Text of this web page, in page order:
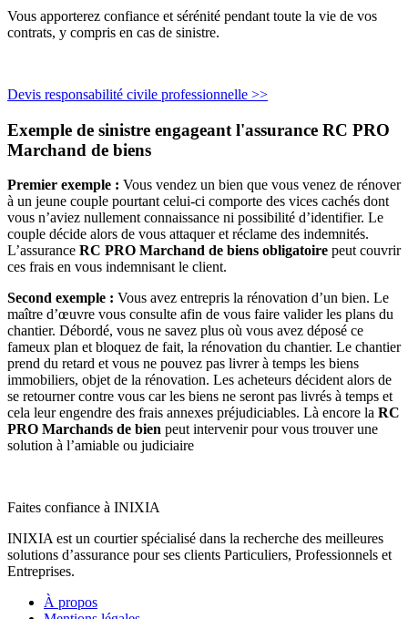
Vous apporterez confiance et sérénité pendant toute la vie de vos
contrats, y compris en cas de sinistre.
Devis responsabilité civile professionnelle >>
Exemple de sinistre engageant l'assurance RC PRO
Marchand de biens
Premier exemple : Vous vendez un bien que vous venez de rénover
à un jeune couple pourtant celui-ci comporte des vices cachés dont
vous n’aviez nullement connaissance ni possibilité d’identifier. Le
couple décide alors de vous attaquer et réclame des indemnités.
L’assurance RC PRO Marchand de biens obligatoire peut couvrir
ces frais en vous indemnisant le client.
Second exemple : Vous avez entrepris la rénovation d’un bien. Le
maître d’œuvre vous consulte afin de vous faire valider les plans du
chantier. Débordé, vous ne savez plus où vous avez déposé ce
fameux plan et bloquez de fait, la rénovation du chantier. Le chantier
prend du retard et vous ne pouvez pas livrer à temps les biens
immobiliers, objet de la rénovation. Les acheteurs décident alors de
se retourner contre vous car les biens ne seront pas livrés à temps et
cela leur engendre des frais annexes préjudiciables. Là encore la RC
PRO Marchands de bien peut intervenir pour vous trouver une
solution à l’amiable ou judiciaire
Faites confiance à INIXIA
INIXIA est un courtier spécialisé dans la recherche des meilleures
solutions d’assurance pour ses clients Particuliers, Professionnels et
Entreprises.
À propos